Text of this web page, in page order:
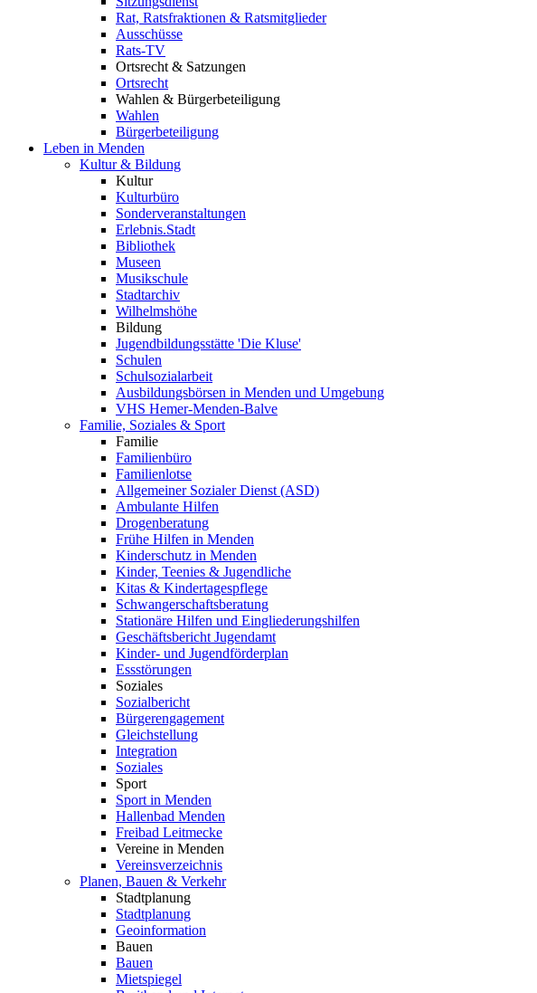
Rat, Ratsfraktionen & Ratsmitglieder
Ausschüsse
Rats-TV
Ortsrecht & Satzungen
Ortsrecht
Wahlen & Bürgerbeteiligung
Wahlen
Bürgerbeteiligung
Leben in Menden
Kultur & Bildung
Kultur
Kulturbüro
Sonderveranstaltungen
Erlebnis.Stadt
Bibliothek
Museen
Musikschule
Stadtarchiv
Wilhelmshöhe
Bildung
Jugendbildungsstätte 'Die Kluse'
Schulen
Schulsozialarbeit
Ausbildungsbörsen in Menden und Umgebung
VHS Hemer-Menden-Balve
Familie, Soziales & Sport
Familie
Familienbüro
Familienlotse
Allgemeiner Sozialer Dienst (ASD)
Ambulante Hilfen
Drogenberatung
Frühe Hilfen in Menden
Kinderschutz in Menden
Kinder, Teenies & Jugendliche
Kitas & Kindertagespflege
Schwangerschaftsberatung
Stationäre Hilfen und Eingliederungshilfen
Geschäftsbericht Jugendamt
Kinder- und Jugendförderplan
Essstörungen
Soziales
Sozialbericht
Bürgerengagement
Gleichstellung
Integration
Soziales
Sport
Sport in Menden
Hallenbad Menden
Freibad Leitmecke
Vereine in Menden
Vereinsverzeichnis
Planen, Bauen & Verkehr
Stadtplanung
Stadtplanung
Geoinformation
Bauen
Bauen
Mietspiegel